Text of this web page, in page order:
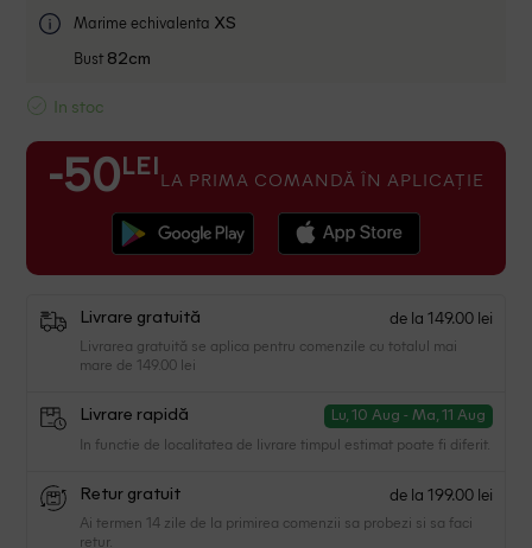
Marime echivalenta XS
Bust 82cm
In stoc
-50 LEI LA PRIMA COMANDĂ ÎN APLICAȚIE
Livrare gratuită de la 149.00 lei
Livrarea gratuită se aplica pentru comenzile cu totalul mai
mare de 149.00 lei
Livrare rapidă Lu, 10 Aug - Ma, 11 Aug
In functie de localitatea de livrare timpul estimat poate fi diferit.
Retur gratuit de la 199.00 lei
Ai termen 14 zile de la primirea comenzii sa probezi si sa faci
retur.